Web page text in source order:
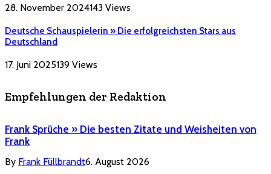
28. November 2024143 Views
Deutsche Schauspielerin » Die erfolgreichsten Stars aus
Deutschland
17. Juni 2025139 Views
Empfehlungen der Redaktion
Frank Sprüche » Die besten Zitate und Weisheiten von
Frank
By Frank Füllbrandt6. August 2026